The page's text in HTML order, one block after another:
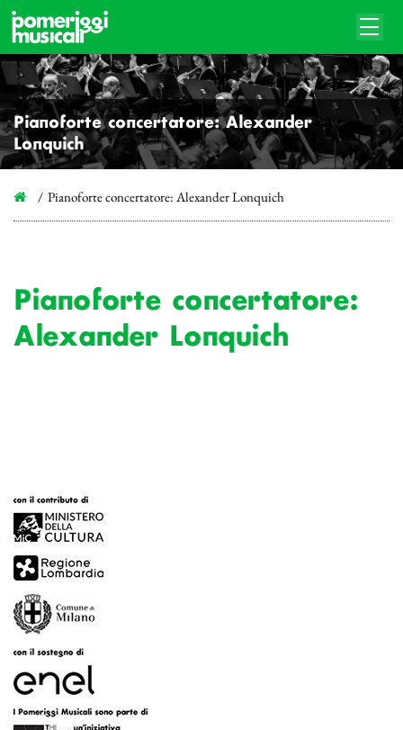
Pianoforte concertatore: Alexander
Lonquich
Pianoforte concertatore: Alexander Lonquich
Pianoforte concertatore:
Alexander Lonquich